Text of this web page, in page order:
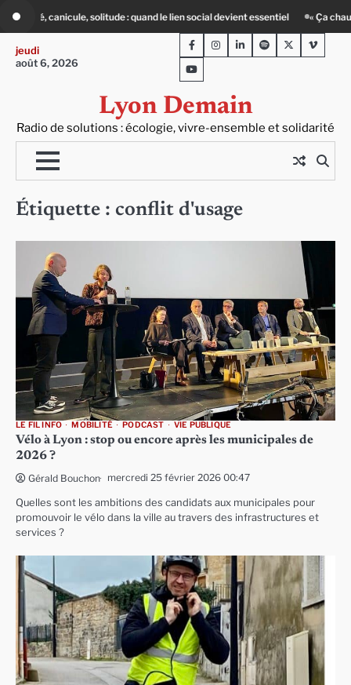
content
: quand le lien social devient essentiel « Ça chauffe » : des acteurs du
jeudi
août 6, 2026
Lyon Demain
Radio de solutions : écologie, vivre-ensemble et solidarité
FacebookInstagram
LinkedInSpotifyTwitterViméo
Youtube
Étiquette : conflit d'usage
LE FIL INFO MOBILITÉ PODCAST VIE PUBLIQUE
Vélo à Lyon : stop ou encore après les municipales de
2026 ?
Gérald Bouchon mercredi 25 février 2026 00:47
Quelles sont les ambitions des candidats aux municipales pour
promouvoir le vélo dans la ville au travers des infrastructures et
services ?